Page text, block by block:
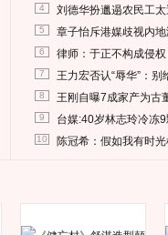
4 刘德华扮邋遢农民工
5 章子怡斥港媒歧视内
6 律师：于正不构成侵
7 王力宏否认“辱华”：别
8 王刚自曝7成家产为古
9 台媒:40岁林志玲冷冻
10 陈冠希：假如我有时